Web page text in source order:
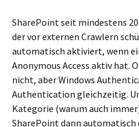
SharePoint seit mindestens
der vor externen Crawlern
automatisch aktiviert, wenn
Anonymous Access aktiv hat.
nicht, aber Windows
Authentication gleichzeitig.
Kategorie (warum auch
SharePoint dann automatisch